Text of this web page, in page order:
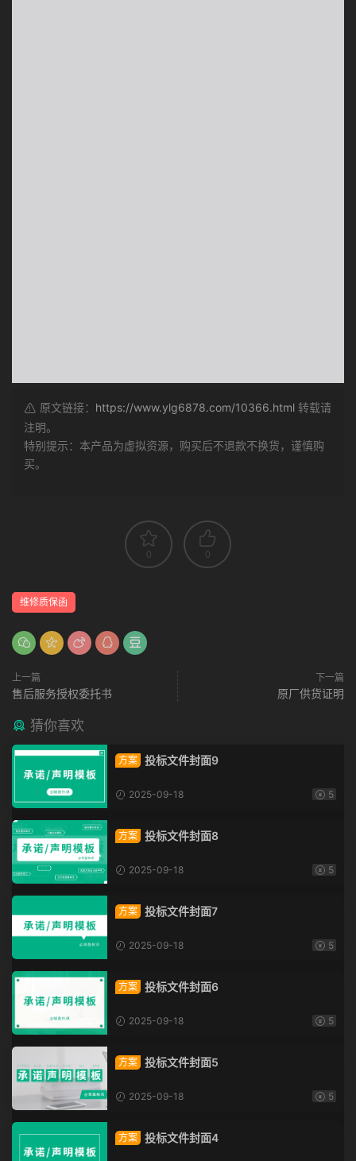
原文链接： https://www.ylg6878.com/10366.html 转载请
注明。
特别提示：本产品为虚拟资源，购买后不退款不换货，谨慎购
买。
0 0
维修质保函
上一篇
售后服务授权委托书
下一篇
原厂供货证明
猜你喜欢
方案 投标文件封面9
2025-09-18 5
方案 投标文件封面8
2025-09-18 5
方案 投标文件封面7
2025-09-18 5
方案 投标文件封面6
2025-09-18 5
方案 投标文件封面5
2025-09-18 5
方案 投标文件封面4